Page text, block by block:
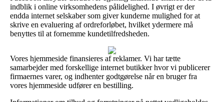
indblik i online virksomhedens pålidelighed. I øvrigt er der
endda internet selskaber som giver kunderne mulighed for at
skrive en evaluering af ordreforløbet, hvilket ydermere må
benyttes til at fornemme kundetilfredsheden.
Vores hjemmeside finansieres af reklamer. Vi har tætte
samarbejder med forskellige internet butikker hvor vi publicerer
firmaernes varer, og indhenter godtgørelse når en bruger fra
vores hjemmeside udfører en bestilling.